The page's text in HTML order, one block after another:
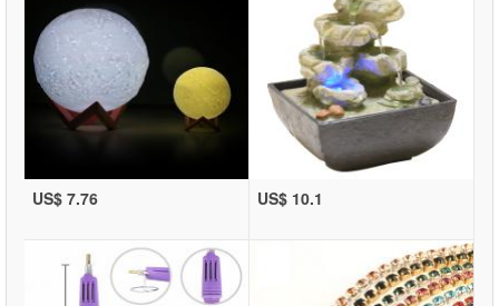
US$ 7.76 US$ 10.1